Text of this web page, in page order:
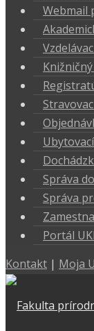
Webmail
Správa
Správa
Portál
Kontakt | Moja